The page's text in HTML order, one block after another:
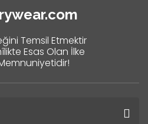
Temsil Etmektir
Esas Olan İlke